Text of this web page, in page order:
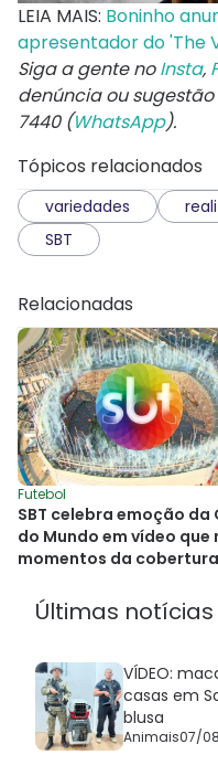
LEIA MAIS: Boninho
apresentador do 'The
Siga a gente noInsta,
denúncia ou
7440 (WhatsApp).
Tópicos relacionados
variedades
SBT
Relacionadas
Futebol
SBT celebra emoção da
do Mundo em vídeo que
momentos da cobertura
Últimas notícias
VÍDEO:
casas em
blusa
Animais07/